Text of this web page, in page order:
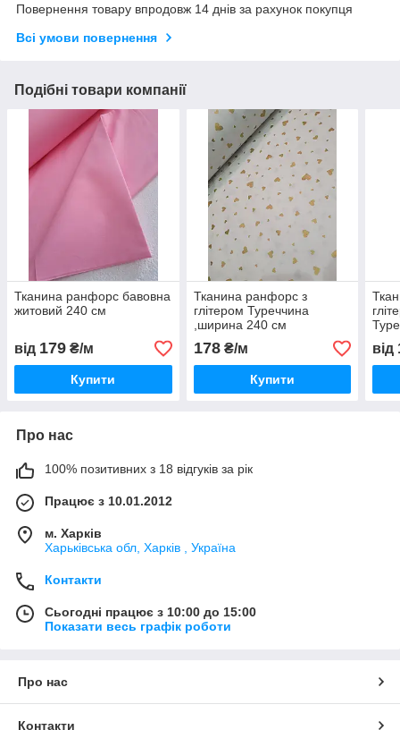
Повернення товару впродовж 14 днів за рахунок покупця
Всі умови повернення
Подібні товари компанії
Тканина ранфорс бавовна
житовий 240 см
від 179 ₴/м
Купити
Тканина ранфорс з
глітером Туреччина
,ширина 240 см
178₴/м
Купити
від
Про нас
100% позитивних з 18 відгуків за рік
Працює з 10.01.2012
м. Харків
Харьківська обл, Харків , Україна
Контакти
Сьогодні працює з 10:00 до 15:00
Показати весь графік роботи
Про нас
Контакти